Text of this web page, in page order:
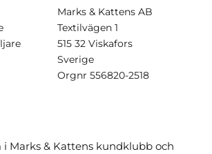
Marks & Kattens AB
Textilvägen 1
515 32 Viskafors
Sverige
Orgnr 556820-2518
Marks & Kattens kundklubb och